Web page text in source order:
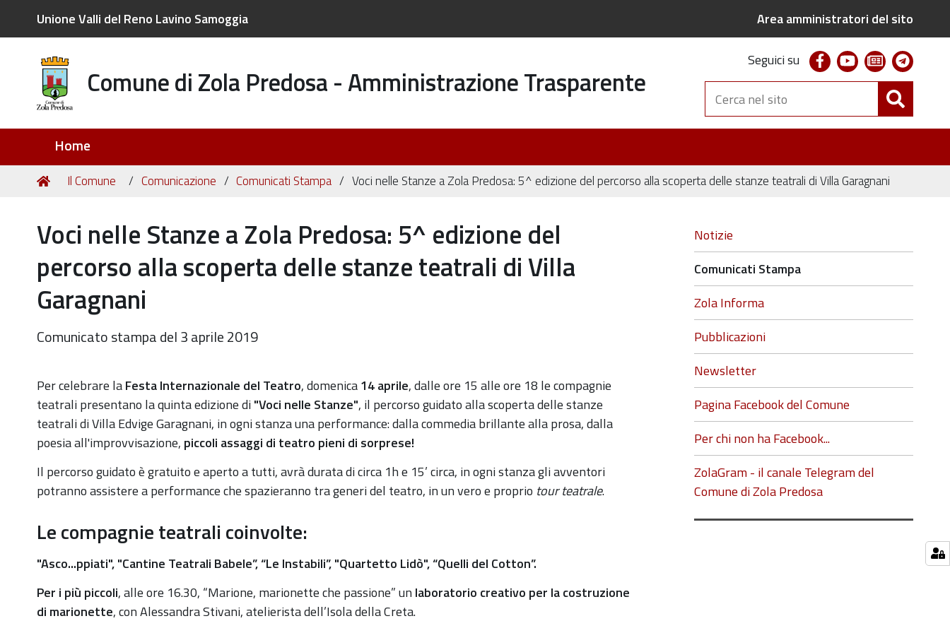
Unione Valli del Reno Lavino Samoggia Area amministratori del sito
Comune di Zola Predosa - Amministrazione Trasparente
Seguici su facebookyoutubenewsletter
Cerca
nel
sito
Home
Tu
Home
Il Comune Comunicazione Comunicati Stampa Voci nelle Stanze a Zola Predosa: 5^ edizione del percorso alla scoperta delle stanze teatrali di Villa Garagnani
Voci nelle Stanze a Zola Predosa: 5^ edizione del
percorso alla scoperta delle stanze teatrali di Villa
Garagnani
Comunicato stampa del 3 aprile 2019
Per celebrare laFesta Internazionale del Teatro, domenica14 aprile, dalle ore 15 alle ore 18 le compagnie
teatrali presentano la quinta edizione di"Voci nelle Stanze", il percorso guidato alla scoperta delle stanze
teatrali di Villa Edvige Garagnani, in ogni stanza una performance: dalla commedia brillante alla prosa, dalla
poesia all'improvvisazione, piccoli assaggi di teatro pieni di sorprese!
Il percorso guidato è gratuito e aperto a tutti, avrà durata di circa 1h e 15’ circa, in ogni stanza gli avventori
potranno assistere a performance che spazieranno tra generi del teatro, in un vero e proprio tour teatrale.
Le compagnie teatrali coinvolte:
"Asco...ppiati", "Cantine Teatrali Babele”, “Le Instabili”, "Quartetto Lidò", “Quelli del Cotton”.
Per i più piccoli, alle ore 16.30, “Marione, marionette che passione” un laboratorio creativo per la costruzione
di marionette, con Alessandra Stivani, atelierista dell’Isola della Creta.
Navigazione
Notizie
Comunicati Stampa
Zola Informa
Pubblicazioni
Newsletter
Pagina Facebook del Comune
Per chi non ha Facebook...
ZolaGram - il canale Telegram del
Comune di Zola Predosa